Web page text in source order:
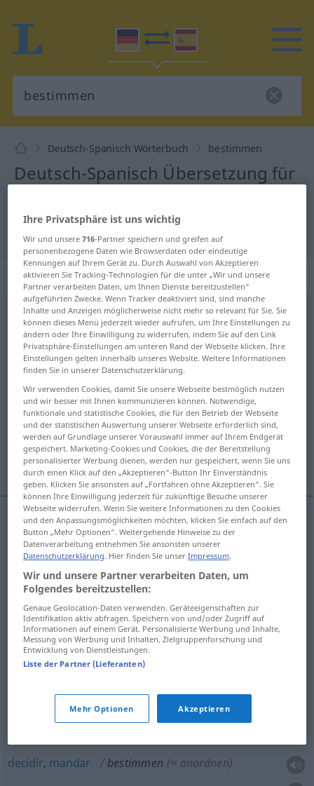
Deutsch-Spanisch Wörterbuch bestimmen
Deutsch-Spanisch Übersetzung für
"bestimmen" Spanisch Übersetzung
„bestimmen“: transitives Verb
bestimmen v/t <ohnege>
Übersicht aller Übersetzungen
(Für mehr Details die Übersetzung anklicken/antippen)
fijar, determinar disponer, destinar
analizar, determinar, definir
decidir, mandar Weitere Beispiele...
fijar,determinar bestimmen (≈ festlegen)
disponer,destinar(para) für
vorsehen)
bestimmenBegriff
decidir, mandar bestimmen (≈ anordnen)
Ihre Privatsphäre ist uns wichtig
Wir und unsere716-Partner speichern und greifen auf
personenbezogene Daten wie Browserdaten oder eindeutige
Kennungen auf Ihrem Gerät zu. Durch Auswahl von Akzeptieren
aktivieren Sie Tracking-Technologien für die unter „Wir und unsere
Partner verarbeiten Daten, um Ihnen Dienste bereitzustellen“
aufgeführten Zwecke. Wenn Tracker deaktiviert sind, sind manche
Inhalte und Anzeigen möglicherweise nicht mehr so relevant für Sie. Sie
können dieses Menü jederzeit wieder aufrufen, um Ihre Einstellungen zu
ändern oder Ihre Einwilligung zu widerrufen, indem Sie auf den Link
Privatsphäre-Einstellungen am unteren Rand der Webseite klicken. Ihre
Einstellungen gelten innerhalb unseres Website. Weitere Informationen
finden Sie in unserer Datenschutzerklärung.
Wir verwenden Cookies, damit Sie unsere Webseite bestmöglich nutzen
und wir besser mit Ihnen kommunizieren können. Notwendige,
funktionale und statistische Cookies, die für den Betrieb der Webseite
und der statistischen Auswertung unserer Webseite erforderlich sind,
werden auf Grundlage unserer Vorauswahl immer auf Ihrem Endgerät
gespeichert. Marketing-Cookies und Cookies, die der Bereitstellung
personalisierter Werbung dienen, werden nur gespeichert, wenn Sie uns
durch einen Klick auf den „Akzeptieren“-Button Ihr Einverständnis
geben. Klicken Sie ansonsten auf „Fortfahren ohne Akzeptieren“. Sie
können Ihre Einwilligung jederzeit für zukünftige Besuche unserer
Webseite widerrufen. Wenn Sie weitere Informationen zu den Cookies
und den Anpassungsmöglichkeiten möchten, klicken Sie einfach auf den
Button „Mehr Optionen“. Weitergehende Hinweise zu der
Datenverarbeitung entnehmen Sie ansonsten unserer
Datenschutzerklärung. Hier finden Sie unserImpressum.
Wir und unsere Partner verarbeiten Daten, um
Folgendes bereitzustellen:
Genaue Geolocation-Daten verwenden. Geräteeigenschaften zur
Identifikation aktiv abfragen. Speichern von und/oder Zugriff auf
Informationen auf einem Gerät. Personalisierte Werbung und Inhalte,
Messung von Werbung und Inhalten, Zielgruppenforschung und
Entwicklung von Dienstleistungen.
Liste der Partner (Lieferanten)
Mehr Optionen Akzeptieren